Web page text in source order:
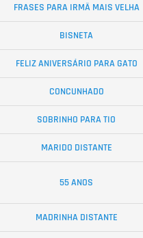
FRASES PARA IRMÃ MAIS VELHA
BISNETA
FELIZ ANIVERSÁRIO PARA GATO
CONCUNHADO
SOBRINHO PARA TIO
MARIDO DISTANTE
55 ANOS
MADRINHA DISTANTE